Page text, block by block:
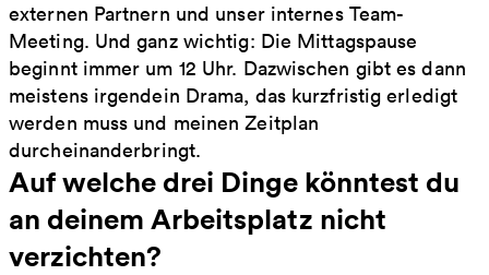
externen Partnern und unser internes Team-
Meeting. Und ganz wichtig: Die Mittagspause
beginnt immer um 12 Uhr. Dazwischen gibt es dann
meistens irgendein Drama, das kurzfristig erledigt
werden muss und meinen Zeitplan
durcheinanderbringt.
Auf welche drei Dinge könntest du
an deinem Arbeitsplatz nicht
verzichten?